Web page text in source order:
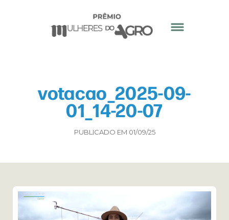
votacao_2025-09-
01_14-20-07
PUBLICADO EM 01/09/25